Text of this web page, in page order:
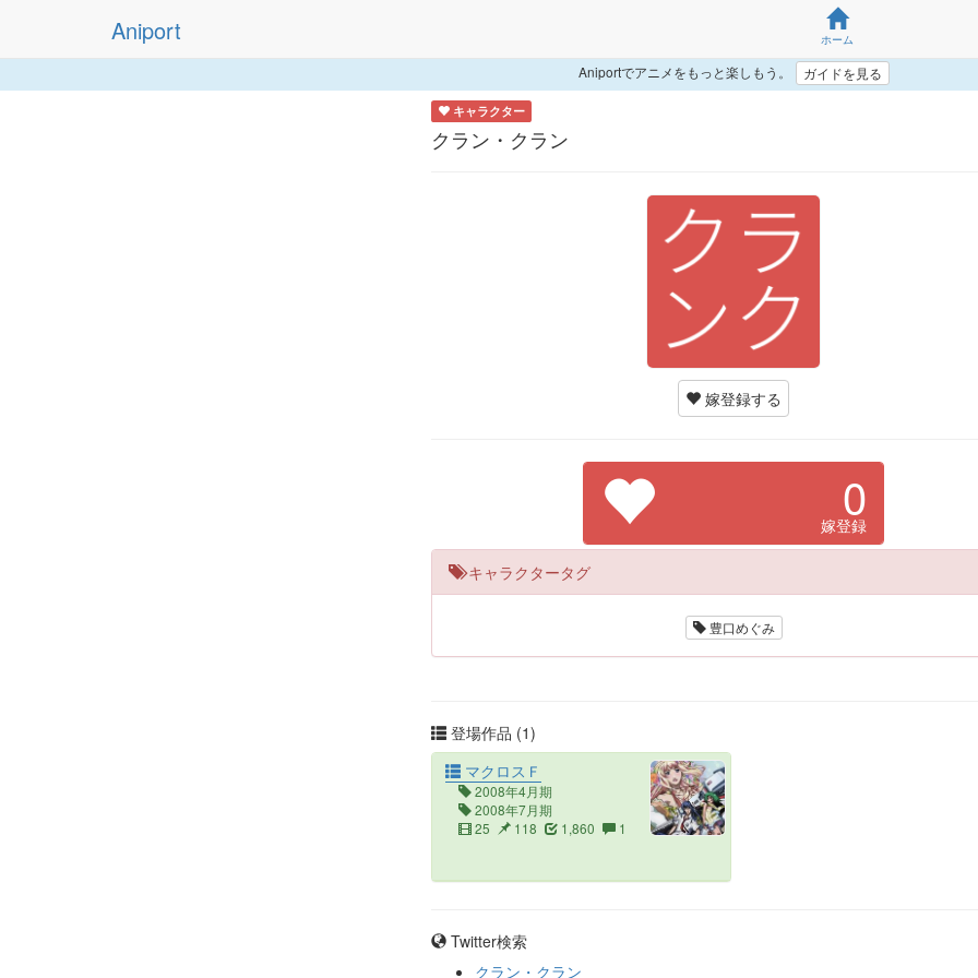
Aniport ホーム
Aniportでアニメをもっと楽しもう。 ガイドを見る
キャラクター
クラン・クラン
嫁登録する
0
嫁登録
キャラクタータグ
豊口めぐみ
登場作品 (1)
マクロスＦ
2008年4月期
2008年7月期
25
118 1,860 1
Twitter検索
クラン・クラン